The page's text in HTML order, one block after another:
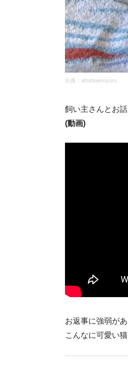
出典： afrobluenoyoru
飼い主さんとお
(動画)
お返事に強弱が
こんなに可愛い